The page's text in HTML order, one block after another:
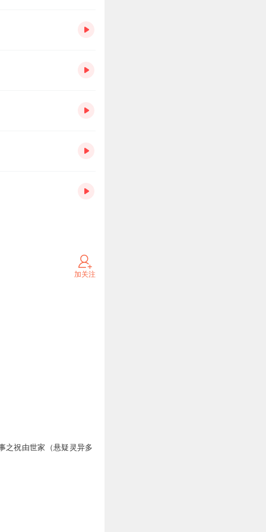
加关注
之祝由世家（悬疑灵异多